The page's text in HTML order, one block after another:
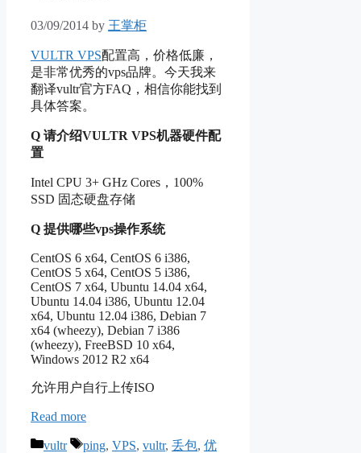
03/09/2014 by 王掌柜
VULTR VPS配置高，价格低廉，
是非常优秀的vps品牌。今天我来
翻译vultr官方FAQ，相信你能找到
具体答案。
Q 请介绍VULTR VPS机器硬件配
置
Intel CPU 3+ GHz Cores，100%
SSD 固态硬盘存储
Q 提供哪些vps操作系统
CentOS 6 x64, CentOS 6 i386,
CentOS 5 x64, CentOS 5 i386,
CentOS 7 x64, Ubuntu 14.04 x64,
Ubuntu 14.04 i386, Ubuntu 12.04
x64, Ubuntu 12.04 i386, Debian 7
x64 (wheezy), Debian 7 i386
(wheezy), FreeBSD 10 x64,
Windows 2012 R2 x64
允许用户自行上传ISO
Read more
Categories
vultr Tags
ping, VPS, vultr, 丢包, 优